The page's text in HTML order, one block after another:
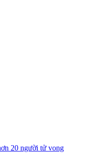
20 người tử vong